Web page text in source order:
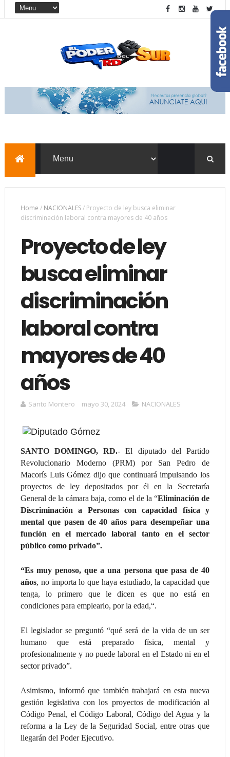
Home / NACIONALES/ Proyecto de ley busca eliminar
discriminación laboral contra mayores de 40 años
Proyecto de ley
busca eliminar
discriminación
laboral contra
mayores de 40
años
Santo Montero mayo 30, 2024 NACIONALES
SANTO DOMINGO, RD.- El diputado del Partido
Revolucionario Moderno (PRM) por San Pedro de
Macorís Luis Gómez dijo que continuará impulsando los
proyectos de ley depositados por él en la Secretaría
General de la cámara baja, como el de la “Eliminación de
Discriminación a Personas con capacidad física y
mental que pasen de 40 años para desempeñar una
función en el mercado laboral tanto en el sector
público como privado”.
“Es muy penoso, que a una persona que pasa de 40
años, no importa lo que haya estudiado, la capacidad que
tenga, lo primero que le dicen es que no está en
condiciones para emplearlo, por la edad,“.
El legislador se preguntó “qué será de la vida de un ser
humano que está preparado física, mental y
profesionalmente y no puede laboral en el Estado ni en el
sector privado”.
Asimismo, informó que también trabajará en esta nueva
gestión legislativa con los proyectos de modificación al
Código Penal, el Código Laboral, Código del Agua y la
reforma a la Ley de la Seguridad Social, entre otras que
llegarán del Poder Ejecutivo.